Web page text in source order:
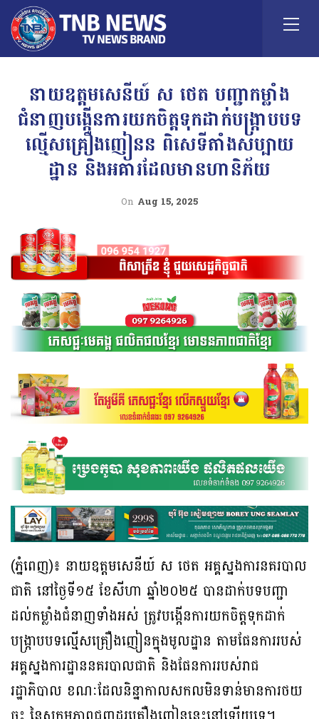
នាយឧត្តមសេនីយ៍ ស ថេត បញ្ជាកម្លាំង
ជំនាញបង្កើនការយកចិត្តទុកដាក់បង្ក្រាបបទ
ល្មើសគ្រឿងញៀនន ពិសេទីតាំងសប្បាយ
ដ្ឋាន និងអគារដែលមានហានិភ័យ
On Aug 15, 2025
(ភ្នំពេញ)៖ នាយឧត្តមសេនីយ៍ ស ថេត អគ្គស្នងការនគរបាល
ជាតិ នៅថ្ងៃទី១៥ ខែសីហា ឆ្នាំ២០២៥ បានដាក់បទបញ្ជា
ដល់កម្លាំងជំនាញទាំងអស់ ត្រូវបង្កើនការយកចិត្តទុកដាក់
បង្ក្រាបបទល្មើសគ្រឿងញៀនក្នុងមូលដ្ឋាន តាមផែនការរបស់
អគ្គស្នងការដ្ឋាននគរបាលជាតិ និងផែនការរបស់រាជ
រដ្ឋាភិបាល ខណៈដែលនិន្នាកាលសកលមិនទាន់មានការថយ